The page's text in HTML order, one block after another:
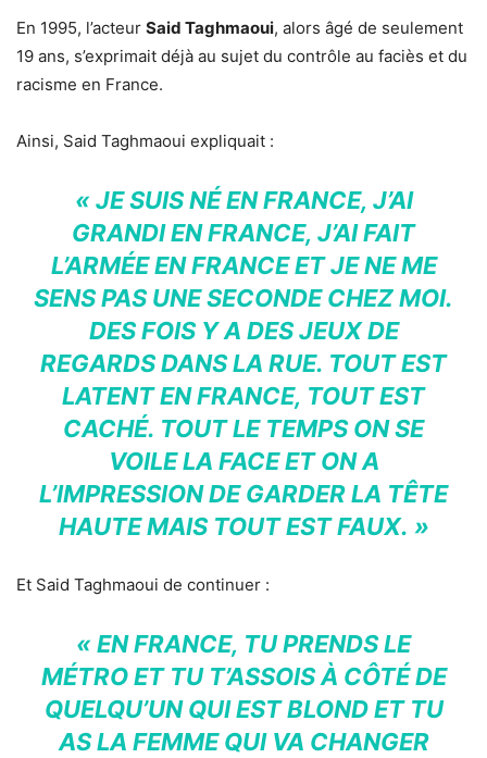
En 1995, l’acteur Said Taghmaoui, alors âgé de seulement
19 ans, s’exprimait déjà au sujet du contrôle au faciès et du
racisme en France.
Ainsi, Said Taghmaoui expliquait :
« JE SUIS NÉ EN FRANCE, J’AI
GRANDI EN FRANCE, J’AI FAIT
L’ARMÉE EN FRANCE ET JE NE ME
SENS PAS UNE SECONDE CHEZ MOI.
DES FOIS Y A DES JEUX DE
REGARDS DANS LA RUE. TOUT EST
LATENT EN FRANCE, TOUT EST
CACHÉ. TOUT LE TEMPS ON SE
VOILE LA FACE ET ON A
L’IMPRESSION DE GARDER LA TÊTE
HAUTE MAIS TOUT EST FAUX. »
Et Said Taghmaoui de continuer :
« EN FRANCE, TU PRENDS LE
MÉTRO ET TU T’ASSOIS À CÔTÉ DE
QUELQU’UN QUI EST BLOND ET TU
AS LA FEMME QUI VA CHANGER